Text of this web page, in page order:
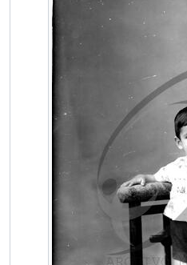
[Item] Retrato de
[Item] Criança
[Item]
[Item] Retrato
[Item] Retrato de
[Item] Retrato de
[Item] Retrato
[Item] Retrato de
[Item] Autorretrato do
[Item]
[Item] Retrato
[Item]
[Item] Marinha Silva dos Santos Almeida,